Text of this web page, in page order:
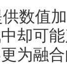
数值
却可
为融